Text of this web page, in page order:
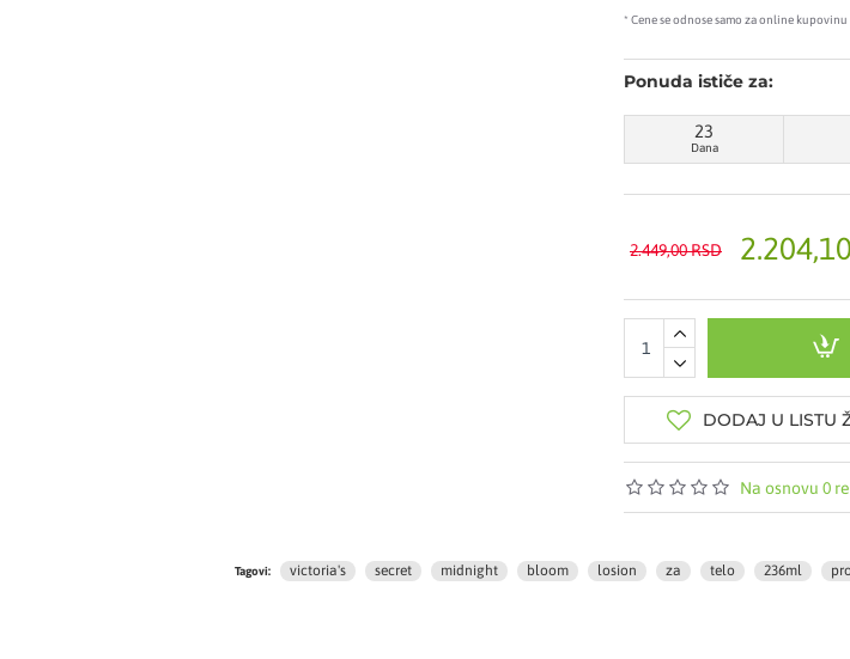
Gornje Note: Mesečev cvet
Srednje Note: Kremasta
Način upotrebe:Umasirati u
Hidratantna baza,
drva, aloe vera, vitamin E,
Proizvodjač:VICTORIA'S
* Cene se odnose samo za online
Na osnovu 0
Ponuda ističe za:
23
Dana
2.449,00 RSD
DODAJ U LISTU
Tagovi: victoria's secret midnight bloom losion za telo 236ml